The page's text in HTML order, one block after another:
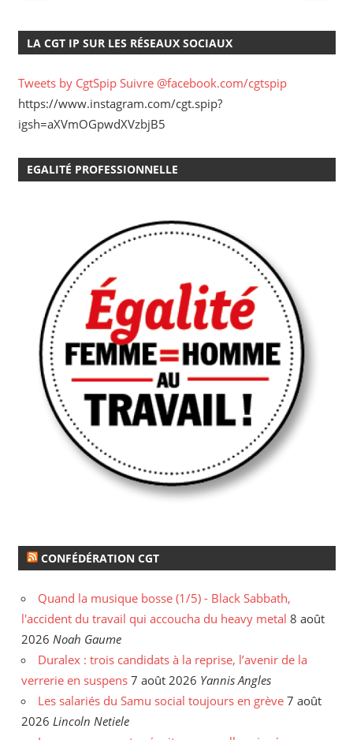
LA CGT IP SUR LES RÉSEAUX SOCIAUX
Tweets by CgtSpip Suivre @facebook.com/cgtspip
https://www.instagram.com/cgt.spip?
igsh=aXVmOGpwdXVzbjB5
EGALITÉ PROFESSIONNELLE
CONFÉDÉRATION CGT
Quand la musique bosse (1/5) - Black Sabbath,
l'accident du travail qui accoucha du heavy metal 8 août
2026 Noah Gaume
Duralex : trois candidats à la reprise, l’avenir de la
verrerie en suspens 7 août 2026 Yannis Angles
Les salariés du Samu social toujours en grève 7 août
2026 Lincoln Netiele